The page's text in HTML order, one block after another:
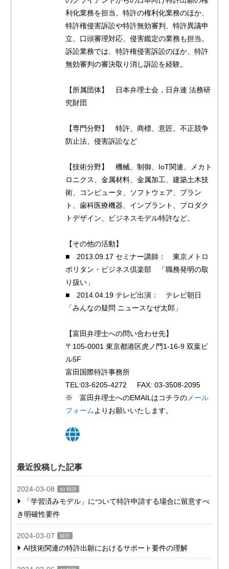
利化業務を担当。特許の権利化業務のほか、
特許権侵害訴訟や特許無効審判、特許異議申
立、口頭審理対応、侵害鑑定の業務も担当。
訴訟業務では、特許権侵害訴訟のほか、特許
無効審判の審決取り消し訴訟を経験。
【所属団体】 日本弁理士会，日弁連 法務研
究財団
【専門分野】 特許、商標、意匠、不正競争
防止法、侵害訴訟など
【技術分野】 機械、制御、IoT関連、メカト
ロニクス、金属材料、金属加工、建築土木技
術、コンピュータ、ソフトウェア、プラン
ト、歯科医療機器、インプラント、プロダク
トデザイン、ビジネスモデル特許など。
【その他の活動】
■ 2013.09.17 セミナー講師： 東京メトロ
ポリタン・ビジネス倶楽部 「職務発明の取
り扱い」
■ 2014.04.19 テレビ出演： テレビ朝日
「みんなの疑問 ニュースなぜ太郎」
【富田弁理士への問い合わせ先】
〒105-0001 東京都港区虎ノ門1-16-9 双葉ビ
ル5F
富田国際特許事務所
TEL:03-6205-4272 FAX: 03-3508-2095
※ 富田弁理士へのEMAILはコチラの メール
フォームよりお願いいたします。
最近投稿した記事
2024-03-08 AI 特許
「学習済みモデル」について特許申請する場合に留意すべ
き明確性要件
2024-03-07 特許
AI技術関連の特許出願におけるサポート要件の理解